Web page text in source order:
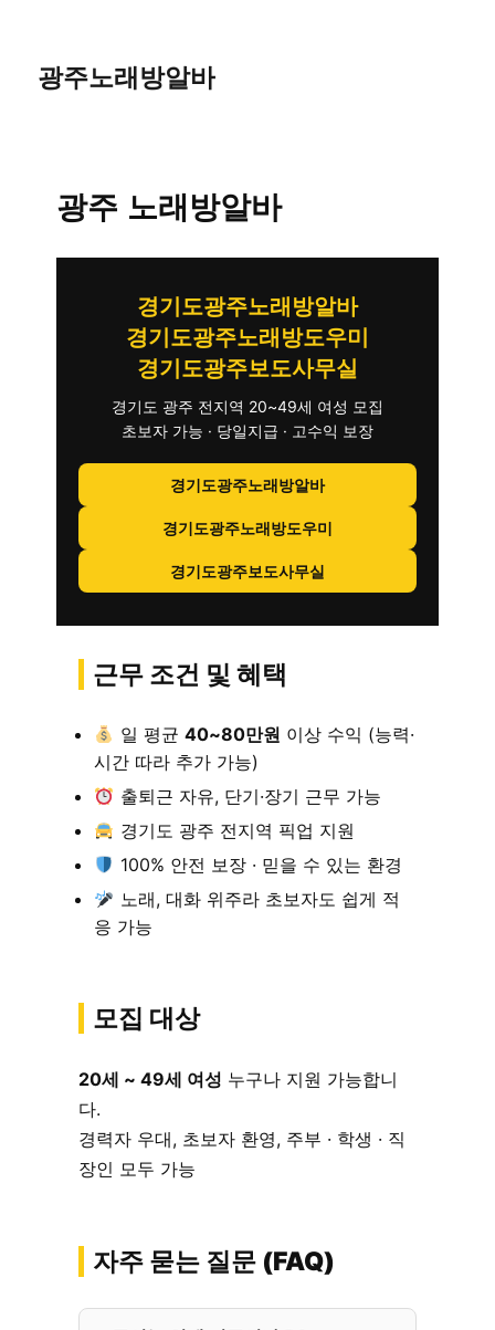
광주노래방알바
광주 노래방알바
경기도광주노래방알바
경기도광주노래방도우미
경기도광주보도사무실
경기도 광주 전지역 20~49세 여성 모집
초보자 가능 · 당일지급 · 고수익 보장
경기도광주노래방알바
경기도광주노래방도우미
경기도광주보도사무실
근무 조건 및 혜택
일 평균 40~80만원 이상 수익 (능력·
시간 따라 추가 가능)
출퇴근 자유, 단기·장기 근무 가능
경기도 광주 전지역 픽업 지원
100% 안전 보장 · 믿을 수 있는 환경
노래, 대화 위주라 초보자도 쉽게 적
응 가능
모집 대상
20세 ~ 49세 여성 누구나 지원 가능합니
다.
경력자 우대, 초보자 환영, 주부 · 학생 · 직
장인 모두 가능
자주 묻는 질문 (FAQ)